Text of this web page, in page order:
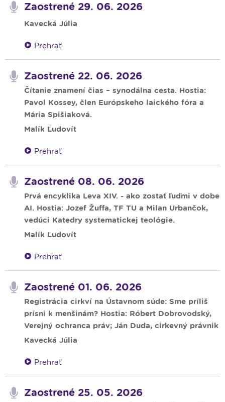
Zaostrené 29. 06. 2026
Kavecká Júlia
Prehrať
Zaostrené 22. 06. 2026
Čítanie znamení čias – synodálna cesta. Hostia:
Pavol Kossey, člen Európskeho laického fóra a
Mária Spišiaková.
Malík Ľudovít
Prehrať
Zaostrené 08. 06. 2026
Prvá encyklika Leva XIV. - ako zostať ľuďmi v dobe
AI. Hostia: Jozef Žuffa, TF TU a Milan Urbančok,
vedúci Katedry systematickej teológie.
Malík Ľudovít
Prehrať
Zaostrené 01. 06. 2026
Registrácia cirkví na Ústavnom súde: Sme príliš
prísni k menšinám? Hostia: Róbert Dobrovodský,
Verejný ochranca práv; Ján Duda, cirkevný právnik
Kavecká Júlia
Prehrať
Zaostrené 25. 05. 2026